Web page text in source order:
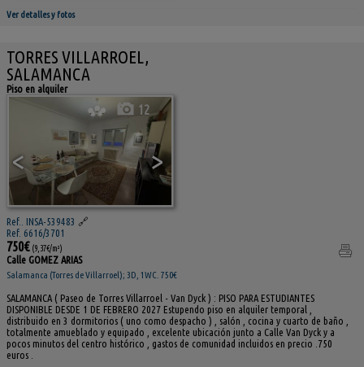
Ver detalles y fotos
TORRES VILLARROEL,
SALAMANCA
Piso en alquiler
< >
12
Ref.. INSA-539483 🔗
Ref. 6616/3701
750€ (9,37€/m²)
Calle GOMEZ ARIAS
Salamanca (Torres de Villarroel); 3D, 1WC. 750€
SALAMANCA ( Paseo de Torres Villarroel - Van Dyck ) : PISO PARA ESTUDIANTES
DISPONIBLE DESDE 1 DE FEBRERO 2027 Estupendo piso en alquiler temporal ,
distribuido en 3 dormitorios ( uno como despacho ) , salón , cocina y cuarto de baño ,
totalmente amueblado y equipado , excelente ubicación junto a Calle Van Dyck y a
pocos minutos del centro histórico , gastos de comunidad incluidos en precio .750
euros .